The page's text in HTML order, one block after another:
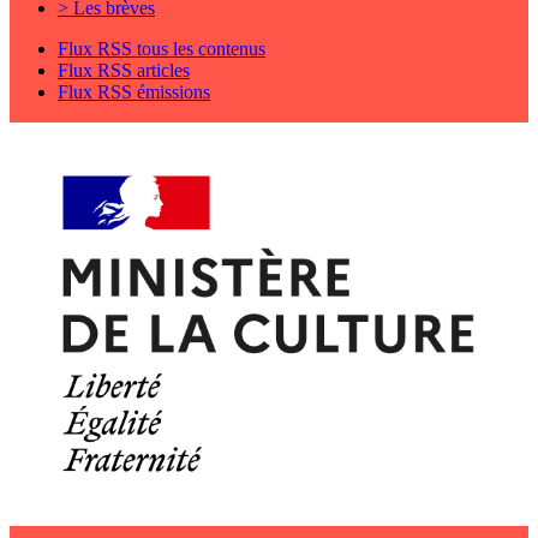
> Les brèves
Flux RSS tous les contenus
Flux RSS articles
Flux RSS émissions